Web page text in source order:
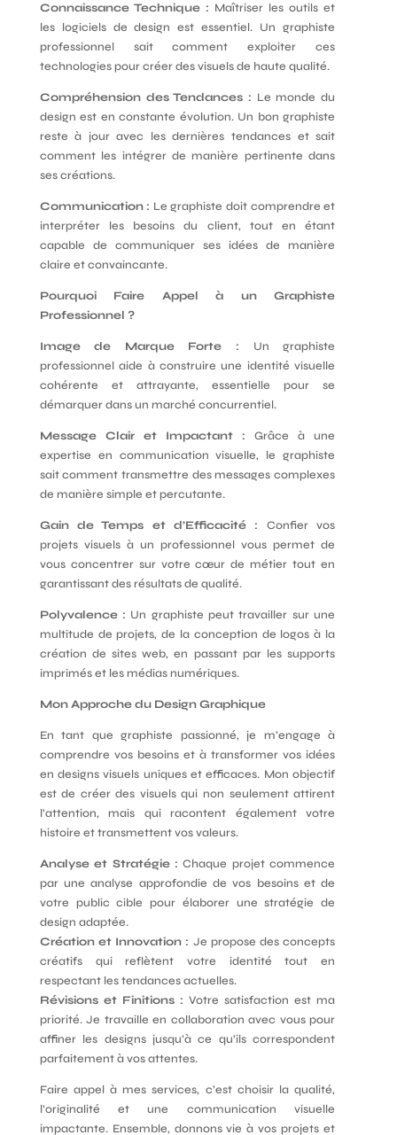
Connaissance Technique : Maîtriser les outils et
les logiciels de design est essentiel. Un graphiste
professionnel sait comment exploiter ces
technologies pour créer des visuels de haute qualité.
Compréhension des Tendances : Le monde du
design est en constante évolution. Un bon graphiste
reste à jour avec les dernières tendances et sait
comment les intégrer de manière pertinente dans
ses créations.
Communication : Le graphiste doit comprendre et
interpréter les besoins du client, tout en étant
capable de communiquer ses idées de manière
claire et convaincante.
Pourquoi Faire Appel à un Graphiste
Professionnel ?
Image de Marque Forte : Un graphiste
professionnel aide à construire une identité visuelle
cohérente et attrayante, essentielle pour se
démarquer dans un marché concurrentiel.
Message Clair et Impactant : Grâce à une
expertise en communication visuelle, le graphiste
sait comment transmettre des messages complexes
de manière simple et percutante.
Gain de Temps et d’Efficacité : Confier vos
projets visuels à un professionnel vous permet de
vous concentrer sur votre cœur de métier tout en
garantissant des résultats de qualité.
Polyvalence : Un graphiste peut travailler sur une
multitude de projets, de la conception de logos à la
création de sites web, en passant par les supports
imprimés et les médias numériques.
Mon Approche du Design Graphique
En tant que graphiste passionné, je m’engage à
comprendre vos besoins et à transformer vos idées
en designs visuels uniques et efficaces. Mon objectif
est de créer des visuels qui non seulement attirent
l’attention, mais qui racontent également votre
histoire et transmettent vos valeurs.
Analyse et Stratégie : Chaque projet commence
par une analyse approfondie de vos besoins et de
votre public cible pour élaborer une stratégie de
design adaptée.
Création et Innovation : Je propose des concepts
créatifs qui reflètent votre identité tout en
respectant les tendances actuelles.
Révisions et Finitions : Votre satisfaction est ma
priorité. Je travaille en collaboration avec vous pour
affiner les designs jusqu’à ce qu’ils correspondent
parfaitement à vos attentes.
Faire appel à mes services, c’est choisir la qualité,
l’originalité et une communication visuelle
impactante. Ensemble, donnons vie à vos projets et